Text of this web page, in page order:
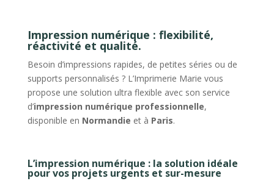
Impression numérique : flexibilité,
réactivité et qualité.
Besoin d’impressions rapides, de petites séries ou de
supports personnalisés ? L’Imprimerie Marie vous
propose une solution ultra flexible avec son service
d’impression numérique professionnelle,
disponible en Normandie et à Paris.
L’impression numérique : la solution idéale
pour vos projets urgents et sur-mesure